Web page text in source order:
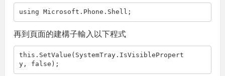
using Microsoft.Phone.Shell;
再到頁面的建構子輸入以下程式
this .SetValue(SystemTray.IsVisiblePropert
y, false );